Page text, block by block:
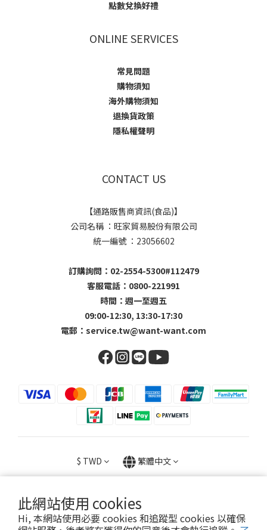
此網站使用 cookies
Hi, 本網站使用必要 cookies 和追蹤型 cookies 以確保
點數兌換好禮
ONLINE SERVICES
常見問題
購物須知
海外購物須知
退換貨政策
隱私權聲明
CONTACT US
【通路販售商資訊(食品)】
公司名稱 ：旺家貿易股份有限公司
統一編號 ：23056602
訂購詢問：02-2554-5300#112479
客服電話：0800-221991
時間：週一至週五
09:00-12:30, 13:30-17:30
電郵： service.tw@want-want.com
$ TWD 繁體中文
Copyright © 2023 旺家貿易股份有限公司 / 23056602